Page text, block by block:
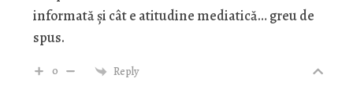
informată și cât e atitudine mediatică… greu de
spus.
0 Reply